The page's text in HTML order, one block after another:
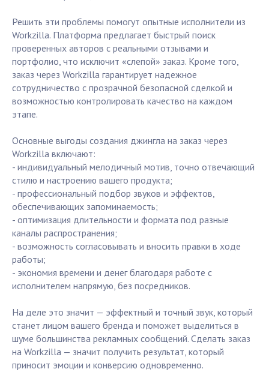
Решить эти проблемы помогут опытные исполнители из
Workzilla. Платформа предлагает быстрый поиск
проверенных авторов с реальными отзывами и
портфолио, что исключит «слепой» заказ. Кроме того,
заказ через Workzilla гарантирует надежное
сотрудничество с прозрачной безопасной сделкой и
возможностью контролировать качество на каждом
этапе.
Основные выгоды создания джингла на заказ через
Workzilla включают:
- индивидуальный мелодичный мотив, точно отвечающий
стилю и настроению вашего продукта;
- профессиональный подбор звуков и эффектов,
обеспечивающих запоминаемость;
- оптимизация длительности и формата под разные
каналы распространения;
- возможность согласовывать и вносить правки в ходе
работы;
- экономия времени и денег благодаря работе с
исполнителем напрямую, без посредников.
На деле это значит — эффектный и точный звук, который
станет лицом вашего бренда и поможет выделиться в
шуме большинства рекламных сообщений. Сделать заказ
на Workzilla — значит получить результат, который
приносит эмоции и конверсию одновременно.